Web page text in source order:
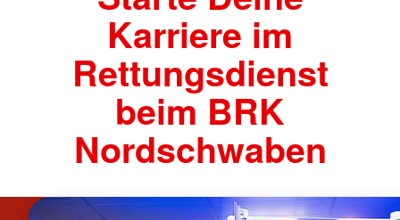
Karriere im
Rettungsdienst
beim BRK
Nordschwaben